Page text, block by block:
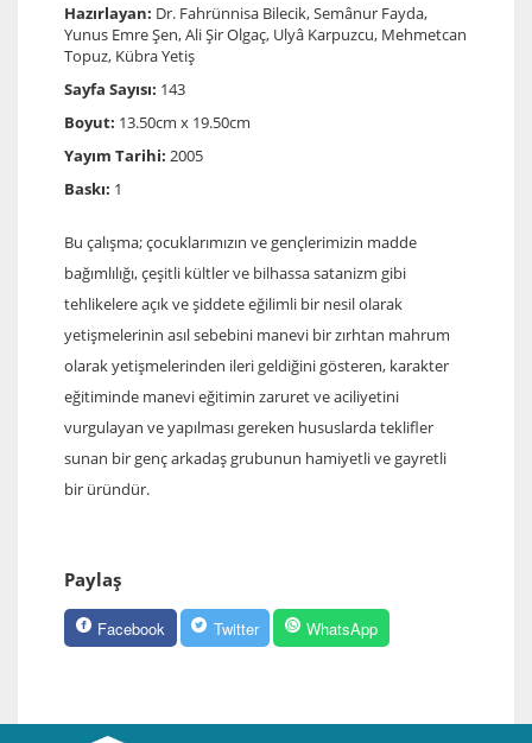
Hazırlayan: Dr. Fahrünnisa Bilecik, Semânur Fayda,
Yunus Emre Şen, Ali Şir Olgaç, Ulyâ Karpuzcu, Mehmetcan
Topuz, Kübra Yetiş
Sayfa Sayısı: 143
Boyut: 13.50cm x 19.50cm
Yayım Tarihi: 2005
Baskı: 1
Bu çalışma; çocuklarımızın ve gençlerimizin madde
bağımlılığı, çeşitli kültler ve bilhassa satanizm gibi
tehlikelere açık ve şiddete eğilimli bir nesil olarak
yetişmelerinin asıl sebebini manevi bir zırhtan mahrum
olarak yetişmelerinden ileri geldiğini gösteren, karakter
eğitiminde manevi eğitimin zaruret ve aciliyetini
vurgulayan ve yapılması gereken hususlarda teklifler
sunan bir genç arkadaş grubunun hamiyetli ve gayretli
bir üründür.
Paylaş
Facebook Twitter WhatsApp